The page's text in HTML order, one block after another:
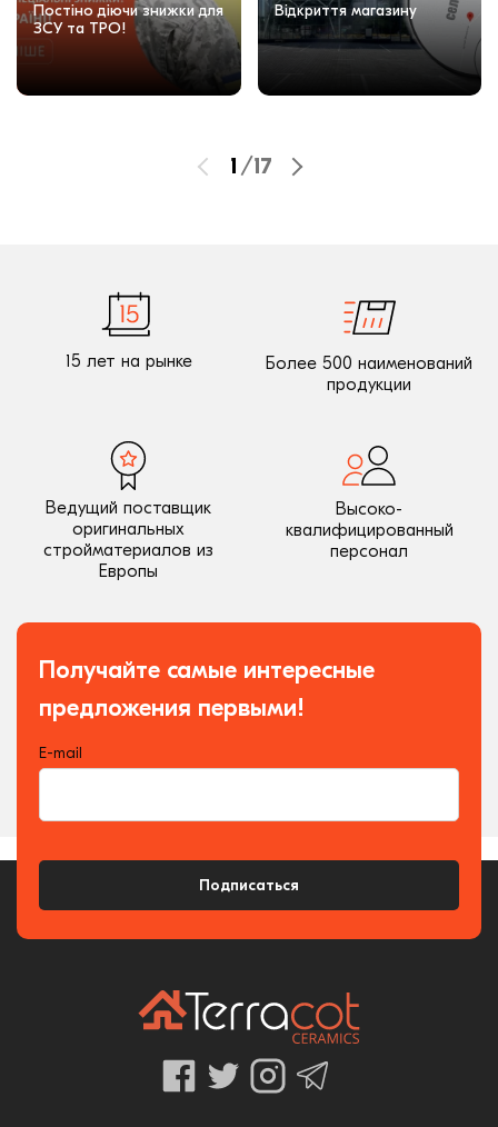
Постіно діючи знижки для
ЗСУ та ТРО!
Відкриття магазину
1 /17
15 лет на рынке
Более 500 наименований
продукции
Ведущий поставщик
оригинальных
стройматериалов из
Европы
Высоко-
квалифицированный
персонал
Получайте самые интересные
предложения первыми!
E-mail
Подписаться